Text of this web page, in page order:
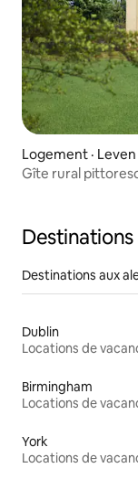
Logement · Leven
Gîte rural
Destinations aux
Dublin
Locations de
Birmingham
Locations de
York
Locations de